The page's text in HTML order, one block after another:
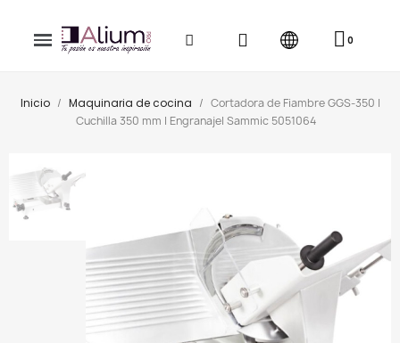
Inicio Maquinaria de cocina
Cortadora de Fiambre GGS-350 |
Cuchilla 350 mm | Engranaje| Sammic 5051064